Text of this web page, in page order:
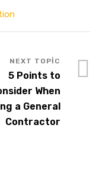
5 Points to
When
a General
Contractor